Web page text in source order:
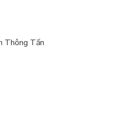
Thông Tấn